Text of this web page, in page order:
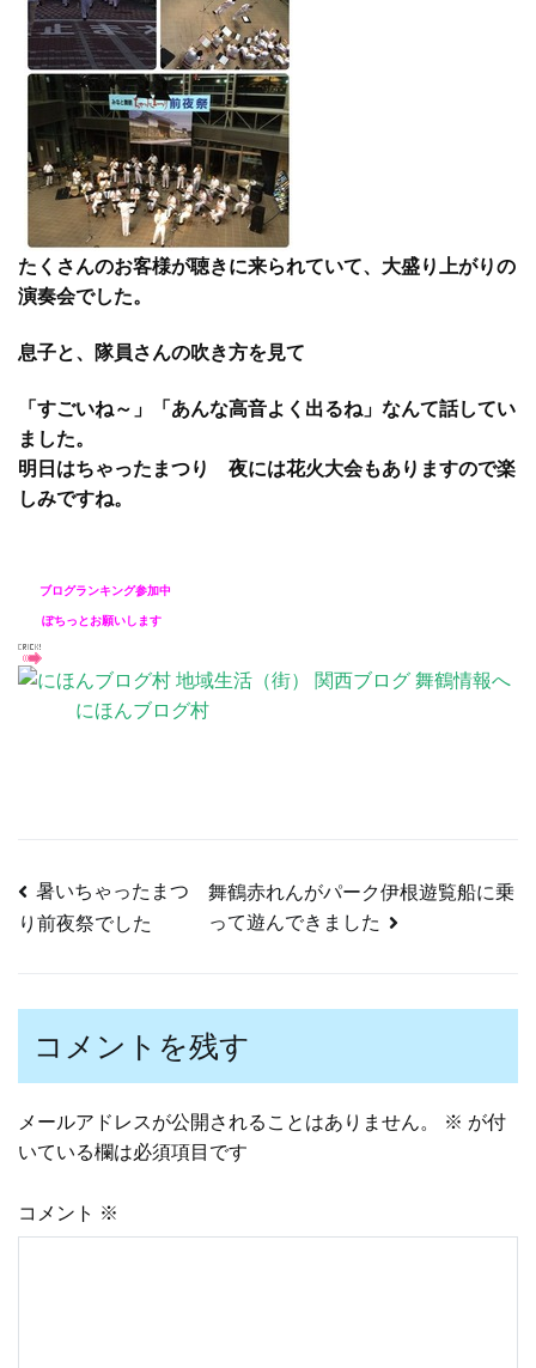
たくさんのお客様が聴きに来られていて、大盛り上がりの
演奏会でした。
息子と、隊員さんの吹き方を見て
「すごいね～」「あんな高音よく出るね」なんて話してい
ました。
明日はちゃったまつり 夜には花火大会もありますので楽
しみですね。
ブログランキング参加中
ぽちっとお願いします
にほんブログ村
投
ナ
ビ
ゲ
暑いちゃったまつ
り前夜祭でした
舞鶴赤れんがパーク伊根遊覧船に乗
って遊んできました
コメントを残す
メールアドレスが公開されることはありません。 ※ が付
いている欄は必須項目です
コメント ※